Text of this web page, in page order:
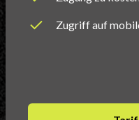
Zugriff auf